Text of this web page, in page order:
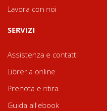
Lavora con noi
SERVIZI
Assistenza e contatti
Libreria online
Prenota e ritira
Guida all'ebook